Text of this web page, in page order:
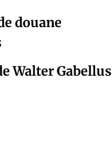
douane
Walter Gabellus